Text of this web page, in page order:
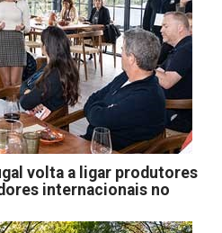
volta a ligar produtores
internacionais no